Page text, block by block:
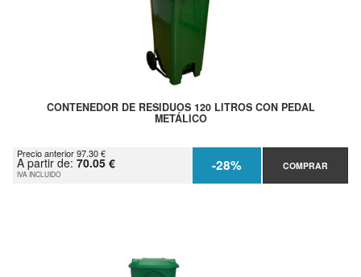
CONTENEDOR DE RESIDUOS 120 LITROS CON PEDAL
METÁLICO
Precio anterior 97.30 €
A partir de: 70.05 €
IVA INCLUIDO -28% COMPRAR